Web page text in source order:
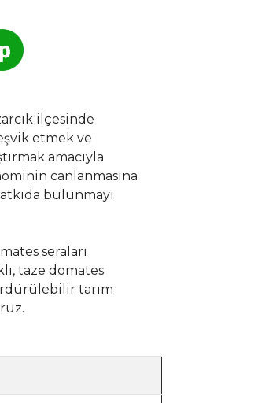
ilçesinde
etmek ve
amacıyla
canlanmasına
bulunmayı
seraları
taze domates
tarım